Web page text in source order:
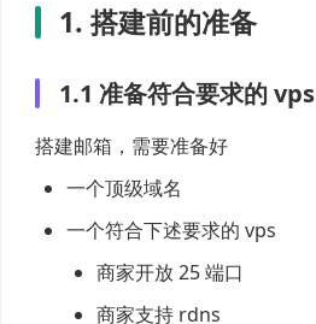
1. 搭建前的准备
1.1 准备符合要求的 vps
搭建邮箱，需要准备好
一个顶级域名
一个符合下述要求的 vps
商家开放 25 端口
商家支持 rdns